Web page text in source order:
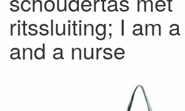
ritssluiting; I am
and a nurse